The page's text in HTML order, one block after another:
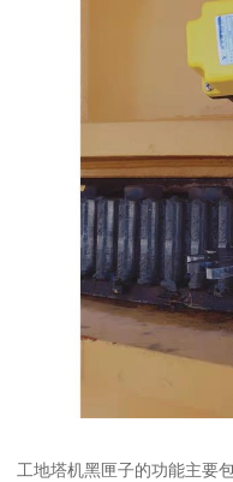
工地塔机黑匣子的功能主要